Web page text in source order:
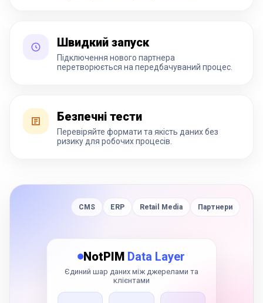
Швидкий запуск
Підключення нового партнера
перетворюється на передбачуваний процес.
Безпечні тести
Перевіряйте формати та якість даних без
ризику для робочих процесів.
CMS ERP Retail Media Партнери
NotPIM Data Layer
Єдиний шар даних між джерелами та
клієнтами